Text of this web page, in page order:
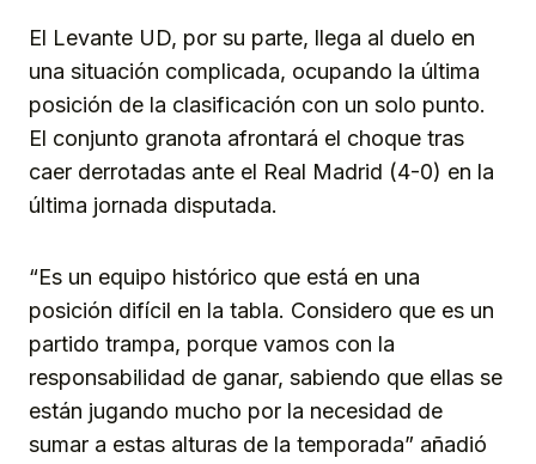
El Levante UD, por su parte, llega al duelo en
una situación complicada, ocupando la última
posición de la clasificación con un solo punto.
El conjunto granota afrontará el choque tras
caer derrotadas ante el Real Madrid (4-0) en la
última jornada disputada.
“Es un equipo histórico que está en una
posición difícil en la tabla. Considero que es un
partido trampa, porque vamos con la
responsabilidad de ganar, sabiendo que ellas se
están jugando mucho por la necesidad de
sumar a estas alturas de la temporada” añadió